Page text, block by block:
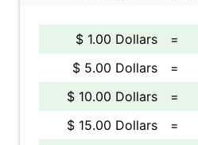
$ 1.00 Dollars =
$ 5.00 Dollars
=
$ 10.00 Dollars
=
$ 15.00 Dollars
=